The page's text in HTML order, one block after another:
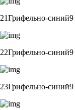
21Грифельно-синий9
22Грифельно-синий9
23Грифельно-синий9